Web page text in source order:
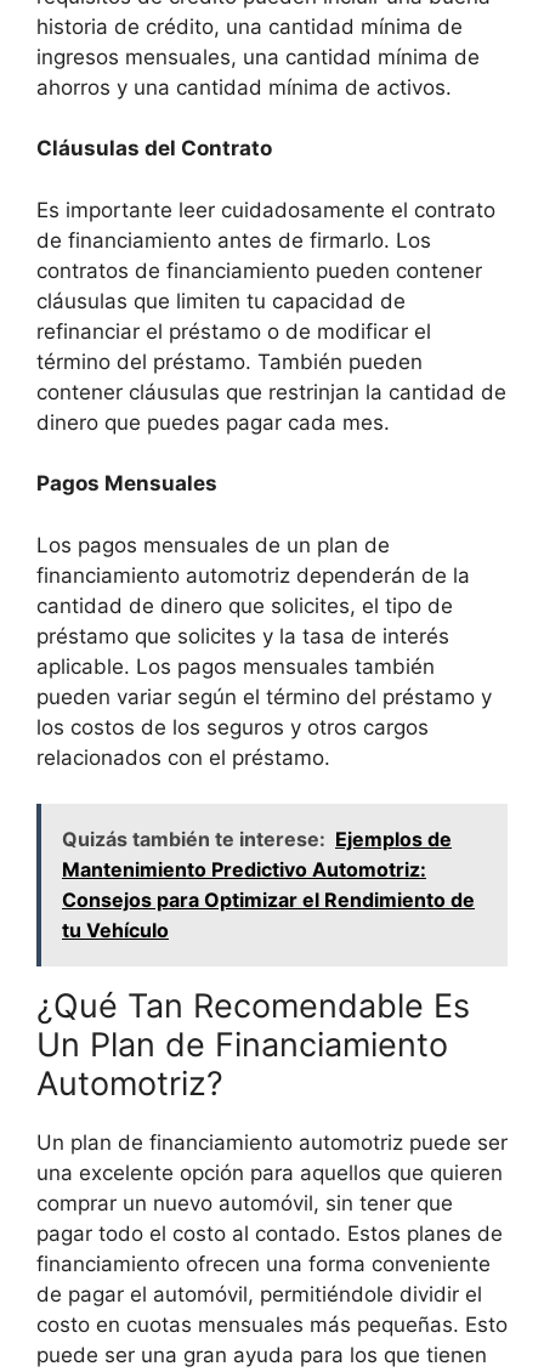
historia de crédito, una cantidad mínima de
ingresos mensuales, una cantidad mínima de
ahorros y una cantidad mínima de activos.
Cláusulas del Contrato
Es importante leer cuidadosamente el contrato
de financiamiento antes de firmarlo. Los
contratos de financiamiento pueden contener
cláusulas que limiten tu capacidad de
refinanciar el préstamo o de modificar el
término del préstamo. También pueden
contener cláusulas que restrinjan la cantidad de
dinero que puedes pagar cada mes.
Pagos Mensuales
Los pagos mensuales de un plan de
financiamiento automotriz dependerán de la
cantidad de dinero que solicites, el tipo de
préstamo que solicites y la tasa de interés
aplicable. Los pagos mensuales también
pueden variar según el término del préstamo y
los costos de los seguros y otros cargos
relacionados con el préstamo.
Quizás también te interese: Ejemplos de
Mantenimiento Predictivo Automotriz:
Consejos para Optimizar el Rendimiento de
tu Vehículo
¿Qué Tan Recomendable Es
Un Plan de Financiamiento
Automotriz?
Un plan de financiamiento automotriz puede ser
una excelente opción para aquellos que quieren
comprar un nuevo automóvil, sin tener que
pagar todo el costo al contado. Estos planes de
financiamiento ofrecen una forma conveniente
de pagar el automóvil, permitiéndole dividir el
costo en cuotas mensuales más pequeñas. Esto
puede ser una gran ayuda para los que tienen